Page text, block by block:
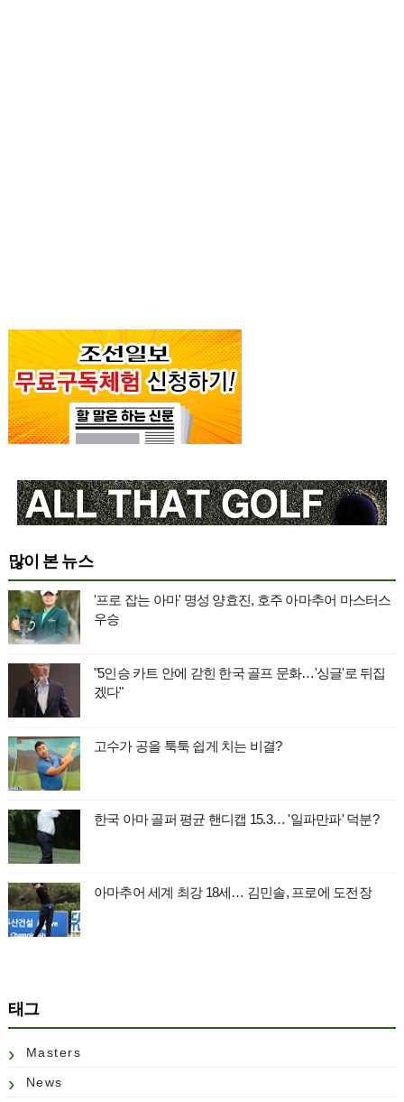
많이 본 뉴스
'프로 잡는 아마' 명성 양효진, 호주 아마추어 마스터스
우승
"5인승 카트 안에 갇힌 한국 골프 문화…'싱글'로 뒤집
겠다"
고수가 공을 툭툭 쉽게 치는 비결?
한국 아마 골퍼 평균 핸디캡 15.3… '일파만파' 덕분?
아마추어 세계 최강 18세… 김민솔, 프로에 도전장
태그
Masters
News